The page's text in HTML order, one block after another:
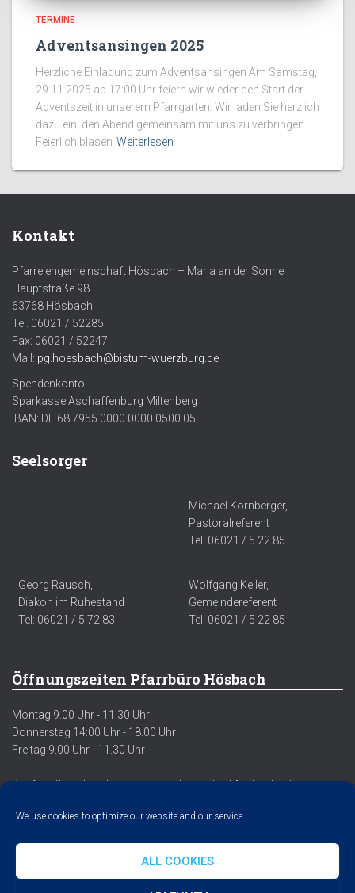
We use cookies to optimize our website and our service.
ALL COOKIES
TERMINE
Adventsansingen 2025
Herzliche Einladung zum Adventsansingen Am Samstag,
29.11.2025 ab 17:00 Uhr feiern wir wieder den Start der
Adventszeit in unserem Pfarrgarten. Wir laden Sie herzlich
dazu ein, den Abend gemeinsam mit uns zu verbringen.
Feierlich blasen Weiterlesen
Kontakt
Pfarreiengemeinschaft Hösbach – Maria an der Sonne
Hauptstraße 98
63768 Hösbach
Tel. 06021 / 52285
Fax: 06021 / 52247
Mail: pg.hoesbach@bistum-wuerzburg.de
Spendenkonto:
Sparkasse Aschaffenburg Miltenberg
IBAN: DE 68 7955 0000 0000 0500 05
Seelsorger
Michael Kornberger,
Pastoralreferent
Tel: 06021 / 5 22 85
Georg Rausch,
Diakon im Ruhestand
Tel: 06021 / 5 72 83
Wolfgang Keller,
Gemeindereferent
Tel: 06021 / 5 22 85
Öffnungszeiten Pfarrbüro Hösbach
Montag 9.00 Uhr - 11.30 Uhr
Donnerstag 14:00 Uhr - 18.00 Uhr
Freitag 9.00 Uhr - 11.30 Uhr
Der Anrufbeantworter sowie Emails werden Montag-Freitag
DATENSCHUTZERKLÄRUNG IMPRESSUM COOKIE POLICY